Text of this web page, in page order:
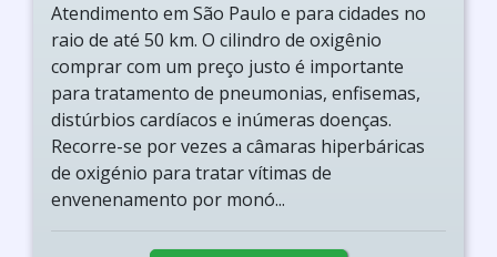
Atendimento em São Paulo e para cidades no
raio de até 50 km. O cilindro de oxigênio
comprar com um preço justo é importante
para tratamento de pneumonias, enfisemas,
distúrbios cardíacos e inúmeras doenças.
Recorre-se por vezes a câmaras hiperbáricas
de oxigénio para tratar vítimas de
envenenamento por monó...